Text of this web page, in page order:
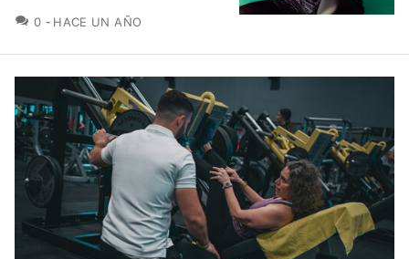
0 COMENTARIOS
HACE UN AÑO